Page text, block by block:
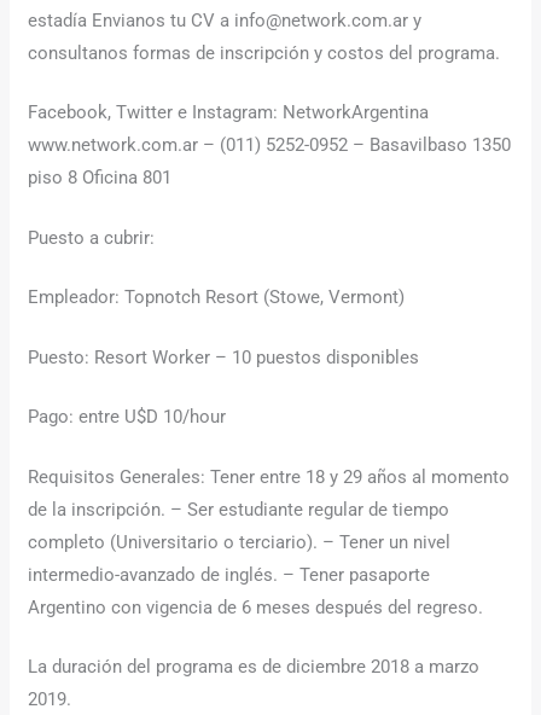
estadía Envianos tu CV a info@network.com.ar y
consultanos formas de inscripción y costos del programa.
Facebook, Twitter e Instagram: NetworkArgentina
www.network.com.ar – (011) 5252-0952 – Basavilbaso 1350
piso 8 Oficina 801
Puesto a cubrir:
Empleador: Topnotch Resort (Stowe, Vermont)
Puesto: Resort Worker – 10 puestos disponibles
Pago: entre U$D 10/hour
Requisitos Generales: Tener entre 18 y 29 años al momento
de la inscripción. – Ser estudiante regular de tiempo
completo (Universitario o terciario). – Tener un nivel
intermedio-avanzado de inglés. – Tener pasaporte
Argentino con vigencia de 6 meses después del regreso.
La duración del programa es de diciembre 2018 a marzo
2019.